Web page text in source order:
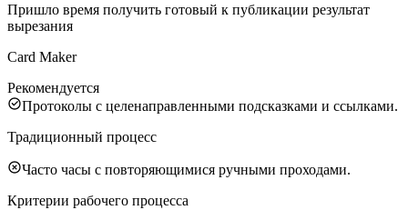
Пришло время получить готовый к публикации результат
вырезания
Card Maker
Рекомендуется
Протоколы с целенаправленными подсказками и ссылками.
Традиционный процесс
Часто часы с повторяющимися ручными проходами.
Критерии рабочего процесса